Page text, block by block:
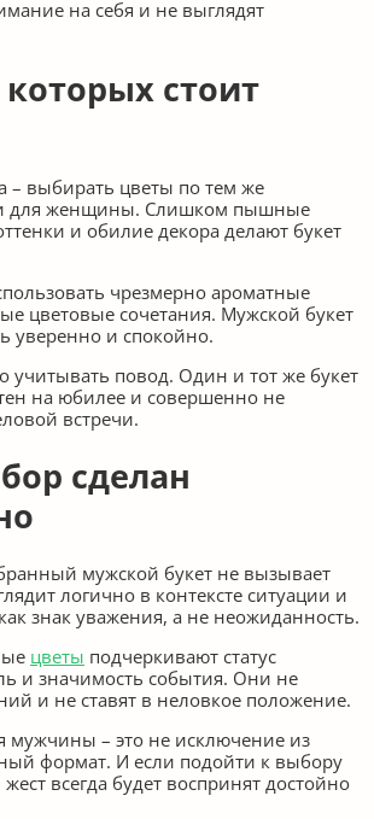
на себя и не выглядят
стоит
– выбирать цветы по тем же
для женщины. Слишком пышные
и обилие декора делают букет
чрезмерно ароматные
цветовые сочетания. Мужской букет
уверенно и спокойно.
учитывать повод. Один и тот же букет
на юбилее и совершенно не
встречи.
сделан
мужской букет не вызывает
логично в контексте ситуации и
знак уважения, а не неожиданность.
цветы подчеркивают статус
и значимость события. Они не
и не ставят в неловкое положение.
мужчины – это не исключение из
формат. И если подойти к выбору
всегда будет воспринят достойно